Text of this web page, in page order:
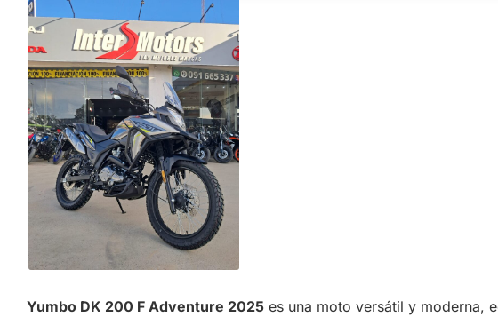
Yumbo DK 200 F Adventure 2025 es una moto versátil y moderna,